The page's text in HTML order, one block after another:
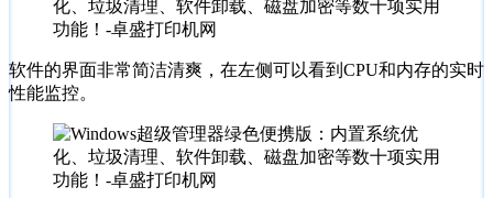
软件的界面非常简洁清爽，在左侧可以看到CPU和内存的实时
性能监控。